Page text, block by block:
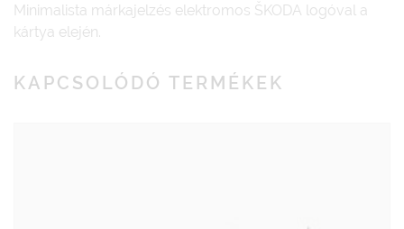
Minimalista márkajelzés elektromos ŠKODA logóval a
kártya elején.
KAPCSOLÓDÓ TERMÉKEK